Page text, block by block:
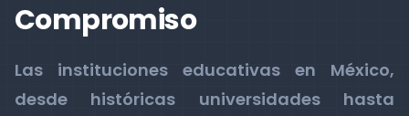
Compromiso
Las instituciones educativas en México,
desde históricas universidades hasta